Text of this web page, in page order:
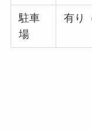
駐車
場
有り